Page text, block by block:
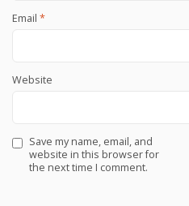
Email *
Website
Save my name, email, and
website in this browser for
the next time I comment.